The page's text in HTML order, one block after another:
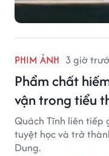
PHIM ẢNH 3 giờ
Phẩm chất
vận trong tiểu
Quách Tĩnh liên tiếp
tuyệt học và trở
Dung.